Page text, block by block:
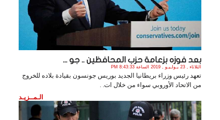
بعد فوزه بزعامة حزب المحافظين .. جو ...
الثلاثاء , 23 يـولـيـو , 2019 الساعة 8:43:33 PM
تعهد رئيس وزراء بريطانيا الجديد بوريس جونسون بقيادة بلاده للخروج
من الاتحاد الأوروبي سواء من خلال ات. .
الـمــزيـد